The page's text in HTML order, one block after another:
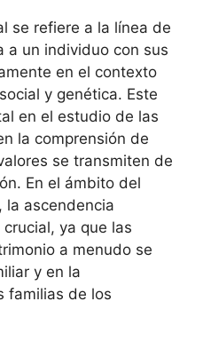
se refiere a la línea de
a un individuo con sus
en el contexto
y genética. Este
en el estudio de las
la comprensión de
se transmiten de
En el ámbito del
la ascendencia
ya que las
a menudo se
y en la
familias de los